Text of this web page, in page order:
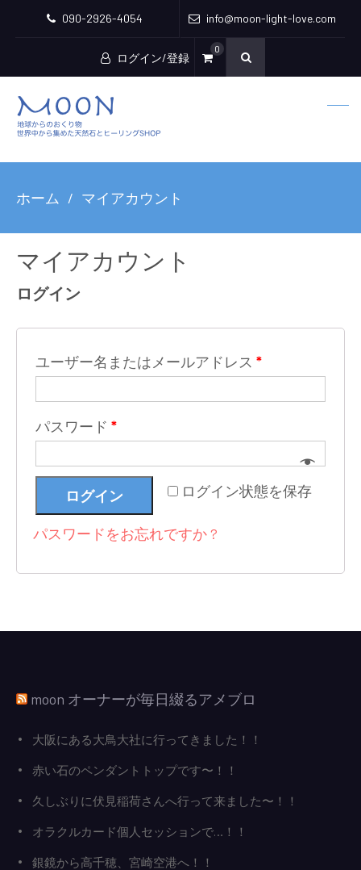
090-2926-4054 info@moon-light-love.com
ログイン/登録
0
ホーム マイアカウント
マイアカウント
ログイン
ユーザー名またはメールアドレス *
パスワード *
ログイン状態を保存
ログイン
パスワードをお忘れですか ?
moon オーナーが毎日綴るアメブロ
大阪にある大鳥大社に行ってきました！！
赤い石のペンダントトップです〜！！
久しぶりに伏見稲荷さんへ行って来ました〜！！
オラクルカード個人セッションで…！！
銀鏡から高千穂、宮崎空港へ！！